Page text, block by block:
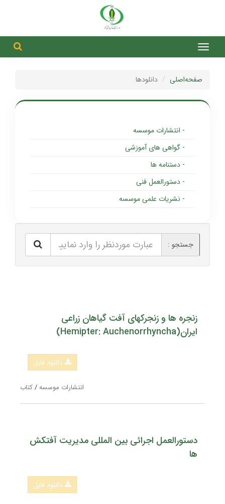
صفحه‌اصلی دانلودها
- انتشارات موسسه
- گواهی های آموزشی
- دستنامه ها
- دستورالعمل فنی
- نشریات علمی موسسه
جستجو :
زنجره ها و زنجرکهای آفت گیاهان زراعی
ایران(Hemipter: Auchenorrhyncha)
دانلود فایل
انتشارات موسسه/کتاب
دستورالعمل اجرائی بین المللی مدیریت آفتکش
ها
دانلود فایل